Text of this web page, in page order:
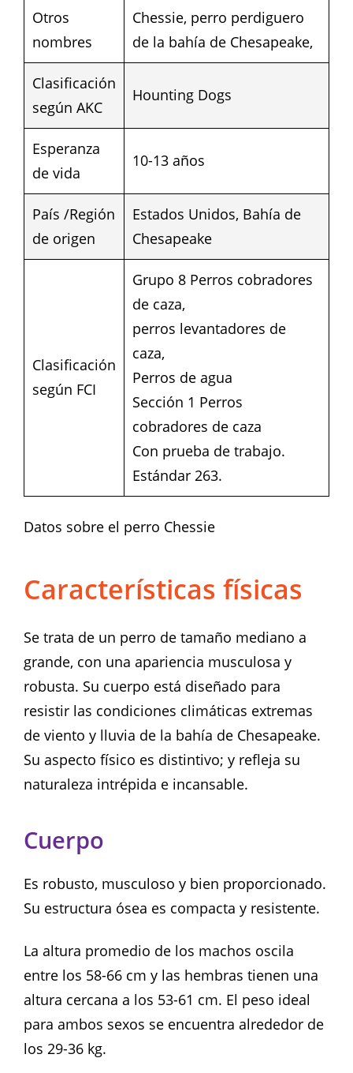
Otros
nombres
Chessie, perro perdiguero
de la bahía de Chesapeake,
Clasificación
según AKC
Hounting Dogs
Esperanza
de vida
10-13 años
País /Región
de origen
Estados Unidos, Bahía de
Chesapeake
Clasificación
según FCI
Grupo 8 Perros cobradores
de caza,
perros levantadores de
caza,
Perros de agua
Sección 1 Perros
cobradores de caza
Con prueba de trabajo.
Estándar 263.
Datos sobre el perro Chessie
Características físicas
Se trata de un perro de tamaño mediano a
grande, con una apariencia musculosa y
robusta. Su cuerpo está diseñado para
resistir las condiciones climáticas extremas
de viento y lluvia de la bahía de Chesapeake.
Su aspecto físico es distintivo; y refleja su
naturaleza intrépida e incansable.
Cuerpo
Es robusto, musculoso y bien proporcionado.
Su estructura ósea es compacta y resistente.
La altura promedio de los machos oscila
entre los 58-66 cm y las hembras tienen una
altura cercana a los 53-61 cm. El peso ideal
para ambos sexos se encuentra alrededor de
los 29-36 kg.